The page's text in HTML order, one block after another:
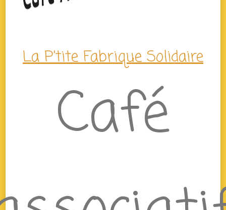
La P'tite Fabrique Solidaire
Café